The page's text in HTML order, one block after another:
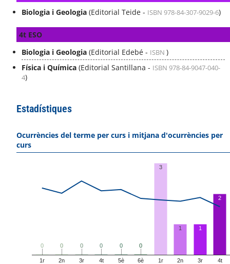
Biologia i Geologia (Editorial Teide - ISBN 978-84-307-9029-6)
4t ESO
Biologia i Geologia (Editorial Edebé - ISBN )
Física i Química (Editorial Santillana - ISBN 978-84-9047-040-
4)
Estadístiques
Ocurrències del terme per curs i mitjana d'ocurrències per
curs
1r 2n 3r 4t 5è 6è 1r 2n 3r 4t
0
0 0
0 0
0 0
0 0
0 0
0
3
1 1
2